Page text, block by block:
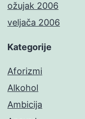
ožujak 2006
veljača 2006
Kategorije
Aforizmi
Alkohol
Ambicija